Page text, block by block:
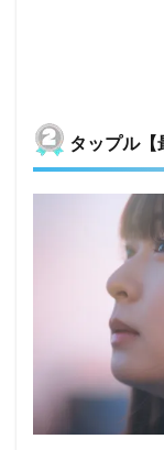
タップル【